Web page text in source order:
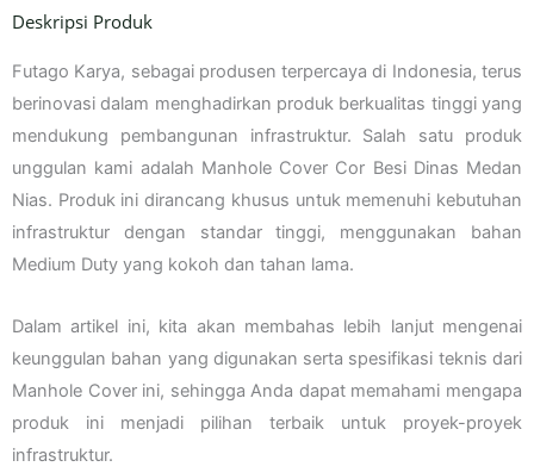
Deskripsi Produk
Futago Karya, sebagai produsen terpercaya di Indonesia, terus
berinovasi dalam menghadirkan produk berkualitas tinggi yang
mendukung pembangunan infrastruktur. Salah satu produk
unggulan kami adalah Manhole Cover Cor Besi Dinas Medan
Nias. Produk ini dirancang khusus untuk memenuhi kebutuhan
infrastruktur dengan standar tinggi, menggunakan bahan
Medium Duty yang kokoh dan tahan lama.
Dalam artikel ini, kita akan membahas lebih lanjut mengenai
keunggulan bahan yang digunakan serta spesifikasi teknis dari
Manhole Cover ini, sehingga Anda dapat memahami mengapa
produk ini menjadi pilihan terbaik untuk proyek-proyek
infrastruktur.